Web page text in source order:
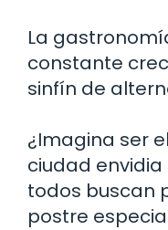
La
constante
sinfín de
¿Imagina ser
ciudad
todos buscan
postre